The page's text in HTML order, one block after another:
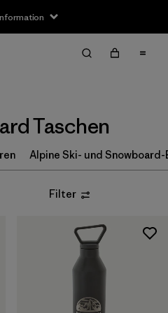
Taschen
Alpine Ski- und
Filter